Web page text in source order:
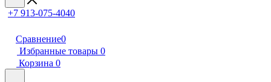
+7 913-075-4040
Сравнение0
Избранные товары 0
Корзина 0